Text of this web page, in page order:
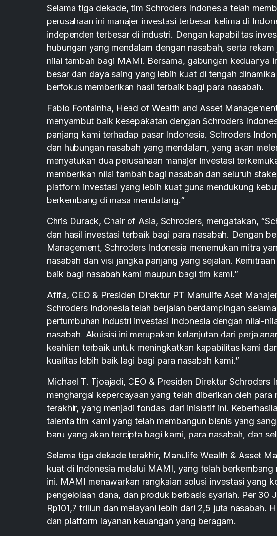
Selama tiga dekade, tim Schroders Indonesia telah
perusahaan ini manajer investasi terbesar kelima di
independen terbesar di industri. Dengan kapabilitas
hubungan yang mendalam dengan nasabah, serta
nilai tambah bagi MAMI. Bersama, gabungan keduanya
besar dan daya saing yang lebih kuat di tengah
berfokus memberikan hasil terbaik bagi para nasabah.
Fabio Fontainha, Head of Wealth and Asset
menyambut baik kesepakatan dengan Schroders
panjang kami terhadap pasar Indonesia. Schroders
dan hubungan nasabah yang mendalam, yang akan
menyatukan dua perusahaan manajer investasi
memberikan nilai tambah bagi nasabah dan seluruh
platform investasi yang lebih kuat guna mendukung
berkembang di masa mendatang.”
Chris Durack, Chair of Asia, Schroders, mengatakan,
dan hasil investasi terbaik bagi para nasabah. Dengan
Management, Schroders Indonesia menemukan mitra
nasabah dan visi jangka panjang yang sejalan.
baik bagi nasabah kami maupun bagi tim kami.”
Afifa, CEO & Presiden Direktur PT Manulife Aset
Schroders Indonesia telah berjalan berdampingan
pertumbuhan industri investasi Indonesia dengan nilai-
nasabah. Akuisisi ini merupakan kelanjutan dari
keahlian terbaik untuk meningkatkan kapabilitas kami
kualitas lebih baik lagi bagi para nasabah kami.”
Michael T. Tjoajadi, CEO & Presiden Direktur Schroders
menghargai kepercayaan yang telah diberikan oleh
terakhir, yang menjadi fondasi dari inisiatif ini.
talenta tim kami yang telah membangun bisnis yang
baru yang akan tercipta bagi kami, para nasabah, dan
Selama tiga dekade terakhir, Manulife Wealth & Asset
kuat di Indonesia melalui MAMI, yang telah
ini. MAMI menawarkan rangkaian solusi investasi yang
pengelolaan dana, dan produk berbasis syariah. Per 30
Rp101,7 triliun dan melayani lebih dari 2,5 juta nasabah.
dan platform layanan keuangan yang beragam.